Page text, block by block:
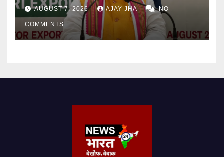
किसानों को मिलेगा वैश्विक बाजार
AUGUST 7, 2026 AJAY JHA NO
COMMENTS